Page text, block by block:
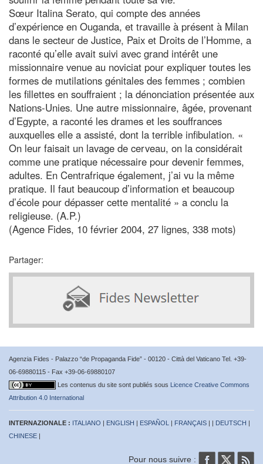
Sœur Italina Serato, qui compte des années
d’expérience en Ouganda, et travaille à présent à Milan
dans le secteur de Justice, Paix et Droits de l’Homme, a
raconté qu’elle avait suivi avec grand intérêt une
missionnaire venue au noviciat pour expliquer toutes les
formes de mutilations génitales des femmes ; combien
les fillettes en souffraient ; la dénonciation présentée aux
Nations-Unies. Une autre missionnaire, âgée, provenant
d’Egypte, a raconté les drames et les souffrances
auxquelles elle a assisté, dont la terrible infibulation. «
On leur faisait un lavage de cerveau, on la considérait
comme une pratique nécessaire pour devenir femmes,
adultes. En Centrafrique également, j’ai vu la même
pratique. Il faut beaucoup d’information et beaucoup
d’école pour dépasser cette mentalité » a conclu la
religieuse. (A.P.)
(Agence Fides, 10 février 2004, 27 lignes, 338 mots)
Partager:
Agenzia Fides - Palazzo “de Propaganda Fide” - 00120 - Città del Vaticano Tel. +39-
06-69880115 - Fax +39-06-69880107
Les contenus du site sont publiés sous Licence Creative Commons
Attribution 4.0 International
INTERNAZIONALE : ITALIANO | ENGLISH | ESPAÑOL | FRANÇAIS | | DEUTSCH |
CHINESE |
Pour nous suivre :